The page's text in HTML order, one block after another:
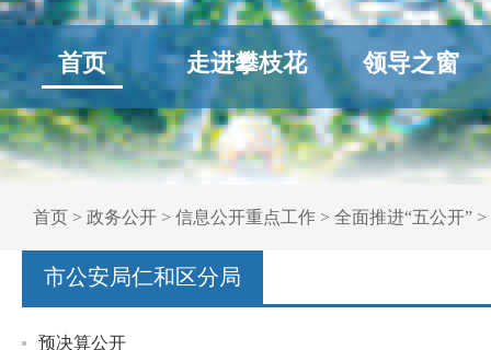
首页 走进攀枝花 领导之窗
首页 > 政务公开 > 信息公开重点工作 > 全面推进“五公开” >
市公安局仁和区分局
预决算公开